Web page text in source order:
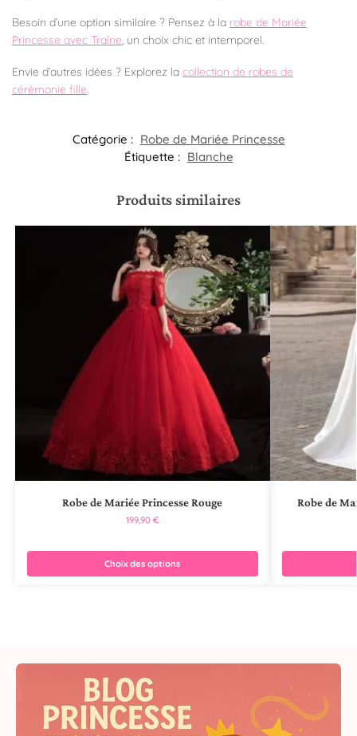
Besoin d’une option similaire ? Pensez à la robe de Mariée
Princesse avec Traîne , un choix chic et intemporel.
Envie d’autres idées ? Explorez la collection de robes de
cérémonie fille.
Catégorie : Robe de Mariée Princesse
Étiquette : Blanche
Produits similaires
Robe de Mariée Princesse Rouge
199,90€
Choix des options
Robe de